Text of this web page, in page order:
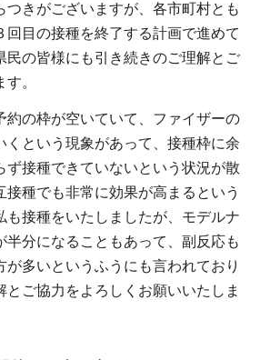
つきがございますが、各市町村とも
回目の接種を終了する計画で進めて
民の皆様にも引き続きのご理解とご
。
の枠が空いていて、ファイザーの
くという現象があって、接種枠に余
ず接種できていないという状況が散
接種でも非常に効果が高まるという
も接種をいたしましたが、モデルナ
半分になることもあって、副反応も
が多いというふうにも言われており
とご協力をよろしくお願いいたしま